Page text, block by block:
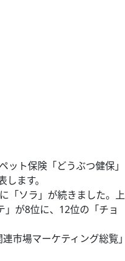
ト保険「どうぶつ健保」
ます。
「ソラ」が続きました。上
が8位に、12位の「チョ
市場マーケティング総覧」